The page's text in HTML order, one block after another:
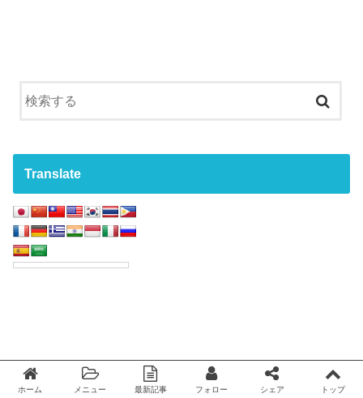
Translate
ホーム メニュー 最新記事 フォロー シェア トップ
Twitter facebook